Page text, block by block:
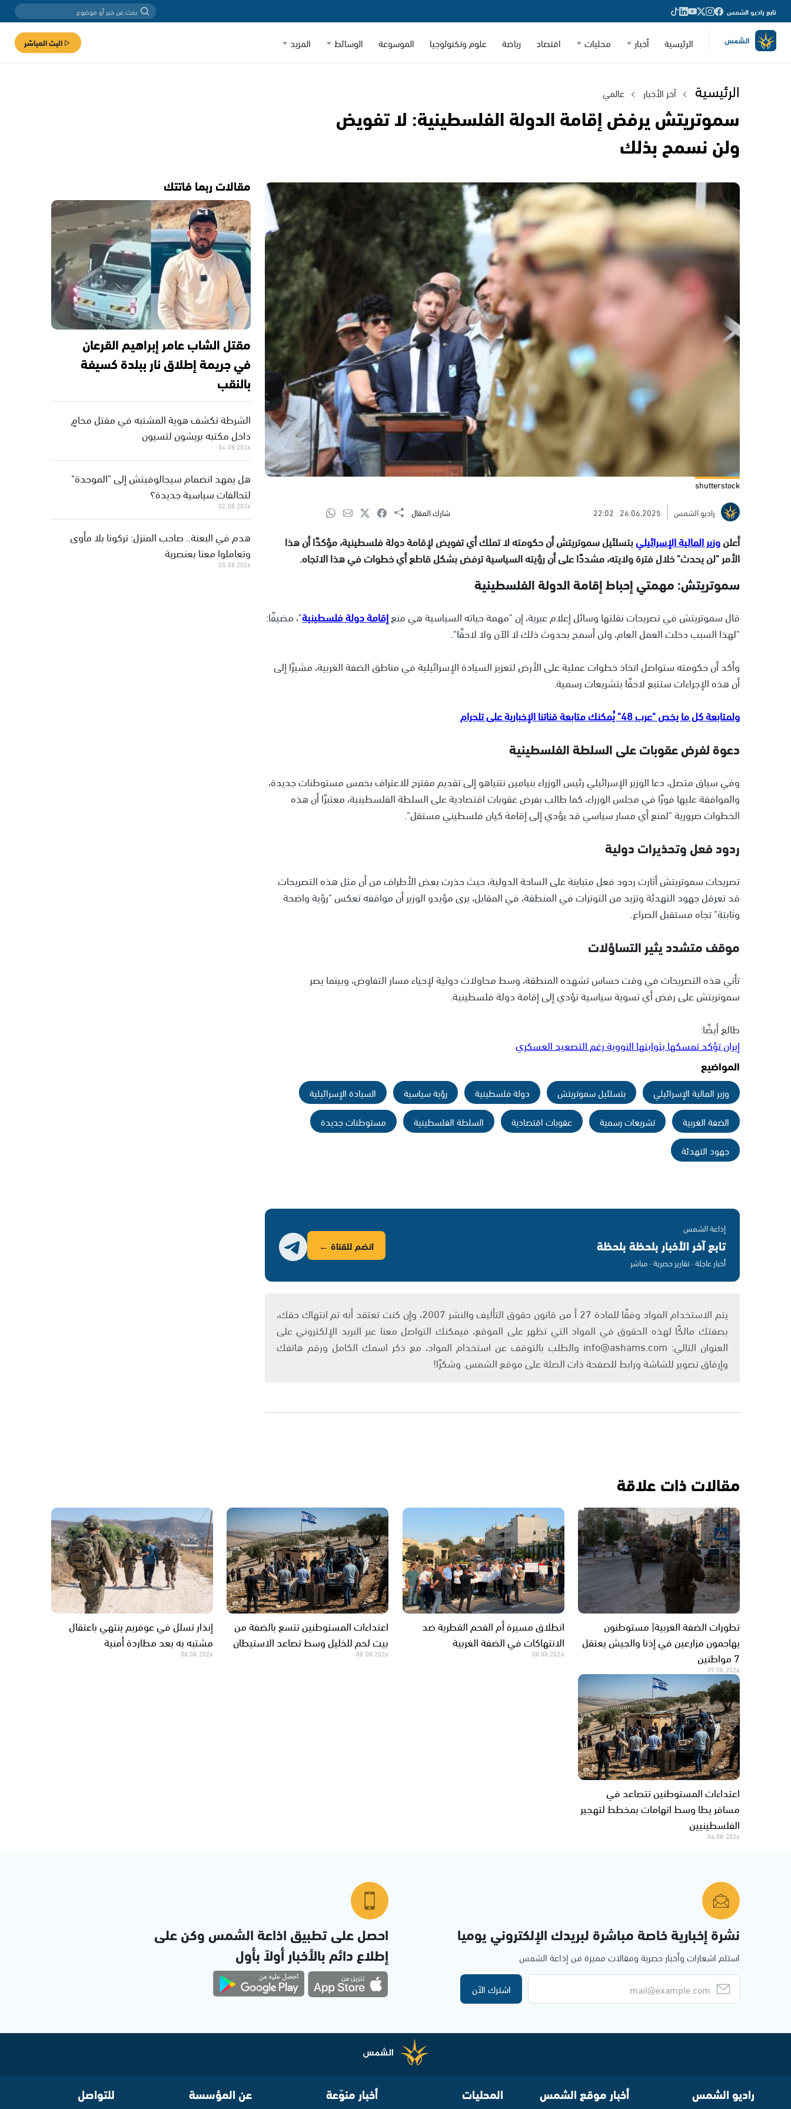
تابع راديو الشمس
الرئيسية أخبار محليات اقتصاد رياضة علوم وتكنولوجيا الموسوعة الوسائط المزيد البث المباشر
الرئيسية آخر الأخبار عالمي
سموتريتش يرفض إقامة الدولة الفلسطينية: لا تفويض
ولن نسمح بذلك
shutterstock
راديو الشمس
26.06.2025
22:02 شارك المقال
أعلنوزير المالية الإسرائيليبتسلئيل سموتريتش أن حكومته لا تملك أي تفويض لإقامة دولة فلسطينية، مؤكدًا أن هذا
الأمر "لن يحدث" خلال فترة ولايته، مشددًا على أن رؤيته السياسية ترفض بشكل قاطع أي خطوات في هذا الاتجاه.
سموتريتش: مهمتي إحباط إقامة الدولة الفلسطينية
قال سموتريتش في تصريحات نقلتها وسائل إعلام عبرية، إن "مهمة حياته السياسية هي منعإقامة دولة فلسطينية"، مضيفًا:
"لهذا السبب دخلت العمل العام، ولن أسمح بحدوث ذلك لا الآن ولا لاحقًا".
وأكد أن حكومته ستواصل اتخاذ خطوات عملية على الأرض لتعزيز السيادة الإسرائيلية في مناطق الضفة الغربية، مشيرًا إلى
أن هذه الإجراءات ستتبع لاحقًا بتشريعات رسمية.
ولمتابعة كل ما يخص "عرب 48" يُمكنك متابعة قناتنا الإخبارية على تلجرام
دعوة لفرض عقوبات على السلطة الفلسطينية
وفي سياق متصل، دعا الوزير الإسرائيلي رئيس الوزراء بنيامين نتنياهو إلى تقديم مقترح للاعتراف بخمس مستوطنات جديدة،
والموافقة عليها فورًا في مجلس الوزراء، كما طالب بفرض عقوبات اقتصادية على السلطة الفلسطينية، معتبرًا أن هذه
الخطوات ضرورية "لمنع أي مسار سياسي قد يؤدي إلى إقامة كيان فلسطيني مستقل".
ردود فعل وتحذيرات دولية
تصريحات سموتريتش أثارت ردود فعل متباينة على الساحة الدولية، حيث حذرت بعض الأطراف من أن مثل هذه التصريحات
قد تعرقل جهود التهدئة وتزيد من التوترات في المنطقة، في المقابل، يرى مؤيدو الوزير أن مواقفه تعكس "رؤية واضحة
وثابتة" تجاه مستقبل الصراع.
موقف متشدد يثير التساؤلات
تأتي هذه التصريحات في وقت حساس تشهده المنطقة، وسط محاولات دولية لإحياء مسار التفاوض، وبينما يصر
سموتريتش على رفض أي تسوية سياسية تؤدي إلى إقامة دولة فلسطينية.
طالع أيضًا:
إيران تؤكد تمسكها بثوابتها النووية رغم التصعيد العسكري
المواضيع
وزير المالية الإسرائيلي بتسلئيل سموتريتش دولة فلسطينية رؤية سياسية
السيادة الإسرائيلية
الضفة الغربية
تشريعات رسمية عقوبات اقتصادية السلطة الفلسطينية
مستوطنات جديدة
جهود التهدئة
إذاعة الشمس
تابع آخر الأخبار بلحظة بلحظة
أخبار عاجلة · تقارير حصرية · مباشر
انضم للقناة ←
يتم الاستخدام المواد وفقًا للمادة 27 أ من قانون حقوق التأليف والنشر 2007، وإن كنت تعتقد أنه تم انتهاك حقك،
بصفتك مالكًا لهذه الحقوق في المواد التي تظهر على الموقع، فيمكنك التواصل معنا عبر البريد الإلكتروني على
العنوان التالي: info@ashams.com والطلب بالتوقف عن استخدام المواد، مع ذكر اسمك الكامل ورقم هاتفك
وإرفاق تصوير للشاشة ورابط للصفحة ذات الصلة على موقع الشمس. وشكرًا!
مقالات ربما فاتتك
مقتل الشاب عامر إبراهيم القرعان
في جريمة إطلاق نار ببلدة كسيفة
بالنقب
الشرطة تكشف هوية المشتبه في مقتل محامٍ
داخل مكتبه بريشون لتسيون
04.08.2026
هل يمهد انضمام سيجالوفيتش إلى "الموحدة"
لتحالفات سياسية جديدة؟
02.08.2026
هدم في البعنة.. صاحب المنزل: تركونا بلا مأوى
وتعاملوا معنا بعنصرية
05.08.2026
مقالات ذات علاقة
تطورات الضفة الغربية| مستوطنون
يهاجمون مزارعين في إذنا والجيش يعتقل
7 مواطنين
09.08.2026
انطلاق مسيرة أم الفحم القطرية ضد
الانتهاكات في الضفة الغربية
08.08.2026
اعتداءات المستوطنين تتسع بالضفة من
بيت لحم للخليل وسط تصاعد الاستيطان
08.08.2026
إنذار تسلل في عوفريم ينتهي باعتقال
مشتبه به بعد مطاردة أمنية
08.08.2026
اعتداءات المستوطنين تتصاعد في
مسافر يطا وسط اتهامات بمخطط لتهجير
الفلسطينيين
06.08.2026
نشرة إخبارية خاصة مباشرة لبريدك الإلكتروني يوميا
استلم اشعارات وأخبار حصرية ومقالات مميزة من إذاعة الشمس
اشترك الآن
احصل على تطبيق اذاعة الشمس وكن على
إطلاع دائم بالأخبار أولاً بأول
راديو الشمس أخبار موقع الشمس المحليات أخبار منوّعة عن المؤسسة للتواصل